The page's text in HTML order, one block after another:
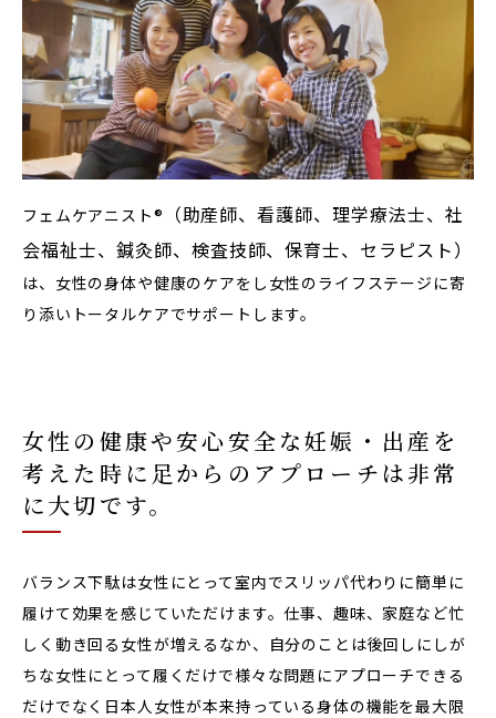
フェムケアニスト®︎
（助産師、看護師、理学療法士、社
会福祉士、鍼灸師、検査技師、保育士、セラピスト）
は、女性の身体や健康のケアをし女性のライフステージに寄
り添いトータルケアでサポートします。
女性の健康や安心安全な妊娠・出産を
考えた時に足からのアプローチは非常
に大切です。
バランス下駄は女性にとって室内でスリッパ代わりに簡単に
履けて効果を感じていただけます。仕事、趣味、家庭など忙
しく動き回る女性が増えるなか、自分のことは後回しにしが
ちな女性にとって履くだけで様々な問題にアプローチできる
だけでなく日本人女性が本来持っている身体の機能を最大限